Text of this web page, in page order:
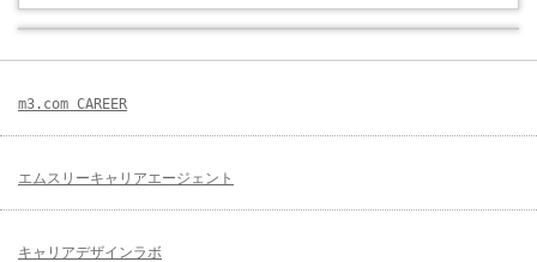
m3.com CAREER
エムスリーキャリアエージェント
キャリアデザインラボ